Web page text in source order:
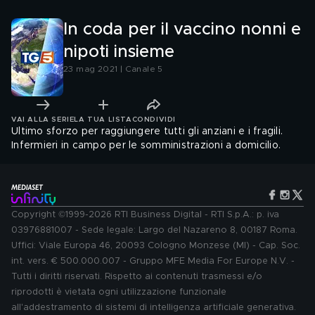
In coda per il vaccino nonni e
nipoti insieme
23 mag 2021 | Canale 5
VAI ALLA SERIE LA TUA LISTA CONDIVIDI
Ultimo sforzo per raggiungere tutti gli anziani e i fragili.
Infermieri in campo per le somministrazioni a domicilio.
Copyright ©1999-2026 RTI Business Digital - RTI S.p.A.: p. iva
03976881007 - Sede legale: Largo del Nazareno 8, 00187 Roma.
Uffici: Viale Europa 46, 20093 Cologno Monzese (MI) - Cap. Soc.
int. vers. € 500.000.007 - Gruppo MFE Media For Europe N.V. -
Tutti i diritti riservati. Rispetto ai contenuti trasmessi e/o
riprodotti è vietata ogni utilizzazione funzionale
all'addestramento di sistemi di intelligenza artificiale generativa.